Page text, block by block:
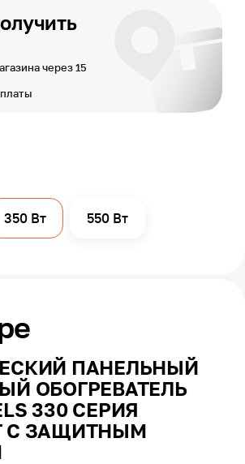
через 15
350 Вт 550 Вт
ПАНЕЛЬНЫЙ
ОБОГРЕВАТЕЛЬ
330 СЕРИЯ
С ЗАЩИТНЫМ